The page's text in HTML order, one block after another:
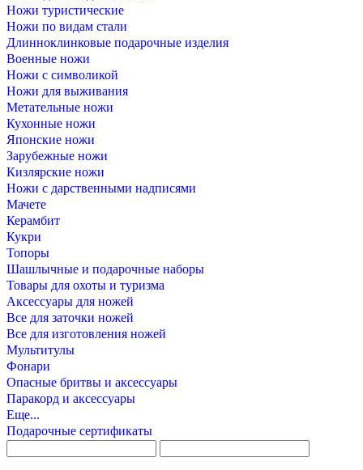
Ножи туристические
Ножи по видам стали
Длинноклинковые подарочные изделия
Военные ножи
Ножи с символикой
Ножи для выживания
Метательные ножи
Кухонные ножи
Японские ножи
Зарубежные ножи
Кизлярские ножи
Ножи с дарственными надписями
Мачете
Керамбит
Кукри
Топоры
Шашлычные и подарочные наборы
Товары для охоты и туризма
Аксессуары для ножей
Все для заточки ножей
Все для изготовления ножей
Мультитулы
Фонари
Опасные бритвы и аксессуары
Паракорд и аксессуары
Еще...
Подарочные сертификаты